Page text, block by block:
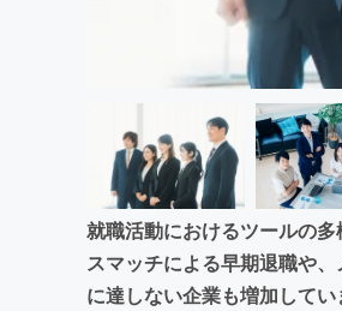
就職活動におけるツールの
スマッチによる早期退職や
に達しない企業も増加して